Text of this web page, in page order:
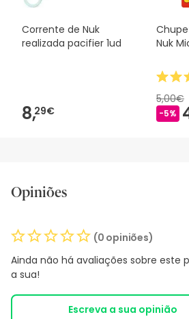
Corrente de Nuk
realizada pacifier 1ud
8,29€
Nuk
5,00€
-5%
Opiniões
(0 opiniões)
Ainda não há avaliações sobre este
a sua!
Escreva a sua opinião